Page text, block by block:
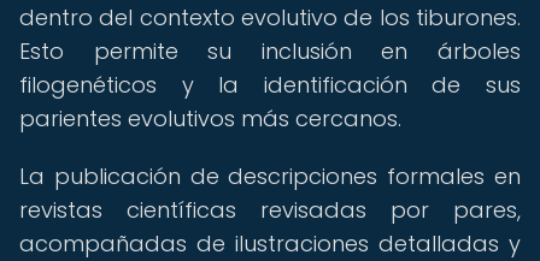
dentro del contexto evolutivo de los tiburones.
Esto permite su inclusión en árboles
filogenéticos y la identificación de sus
parientes evolutivos más cercanos.
La publicación de descripciones formales en
revistas científicas revisadas por pares,
acompañadas de ilustraciones detalladas y